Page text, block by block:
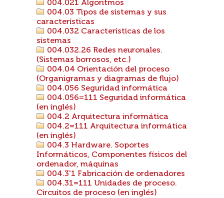
004.021 Algoritmos
004.03 Tipos de sistemas y sus
características
004.032 Características de los
sistemas
004.032.26 Redes neuronales.
(Sistemas borrosos, etc.)
004.04 Orientación del proceso
(Organigramas y diagramas de flujo)
004.056 Seguridad informática
004.056=111 Seguridad informática
(en inglés)
004.2 Arquitectura informática
004.2=111 Arquitectura informática
(en inglés)
004.3 Hardware. Soportes
Informáticos, Componentes físicos del
ordenador, máquinas
004.3'1 Fabricación de ordenadores
004.31=111 Unidades de proceso.
Circuitos de proceso (en inglés)